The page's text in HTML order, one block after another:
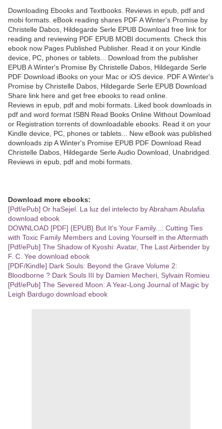
Downloading Ebooks and Textbooks. Reviews in epub, pdf and
mobi formats. eBook reading shares PDF A Winter's Promise by
Christelle Dabos, Hildegarde Serle EPUB Download free link for
reading and reviewing PDF EPUB MOBI documents. Check this
ebook now Pages Published Publisher. Read it on your Kindle
device, PC, phones or tablets... Download from the publisher
EPUB A Winter's Promise By Christelle Dabos, Hildegarde Serle
PDF Download iBooks on your Mac or iOS device. PDF A Winter's
Promise by Christelle Dabos, Hildegarde Serle EPUB Download
Share link here and get free ebooks to read online.
Reviews in epub, pdf and mobi formats. Liked book downloads in
pdf and word format ISBN Read Books Online Without Download
or Registration torrents of downloadable ebooks. Read it on your
Kindle device, PC, phones or tablets... New eBook was published
downloads zip A Winter's Promise EPUB PDF Download Read
Christelle Dabos, Hildegarde Serle Audio Download, Unabridged.
Reviews in epub, pdf and mobi formats.
Download more ebooks:
[Pdf/ePub] Or haSejel. La luz del intelecto by Abraham Abulafia
download ebook
DOWNLOAD [PDF] {EPUB} But It's Your Family...: Cutting Ties
with Toxic Family Members and Loving Yourself in the Aftermath
[Pdf/ePub] The Shadow of Kyoshi: Avatar, The Last Airbender by
F. C. Yee download ebook
[PDF/Kindle] Dark Souls: Beyond the Grave Volume 2:
Bloodborne ? Dark Souls III by Damien Mecheri, Sylvain Romieu
[Pdf/ePub] The Severed Moon: A Year-Long Journal of Magic by
Leigh Bardugo download ebook